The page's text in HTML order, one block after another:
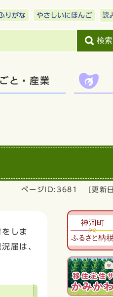
りがな やさしいにほんご 読
検索
と・産業
ページID:3681 [更新
しま
届は、